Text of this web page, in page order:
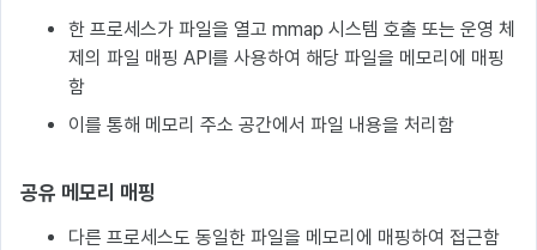
한 프로세스가 파일을 열고 mmap 시스템 호출 또는 운영 체
제의 파일 매핑 API를 사용하여 해당 파일을 메모리에 매핑
함
이를 통해 메모리 주소 공간에서 파일 내용을 처리함
공유 메모리 매핑
다른 프로세스도 동일한 파일을 메모리에 매핑하여 접근함